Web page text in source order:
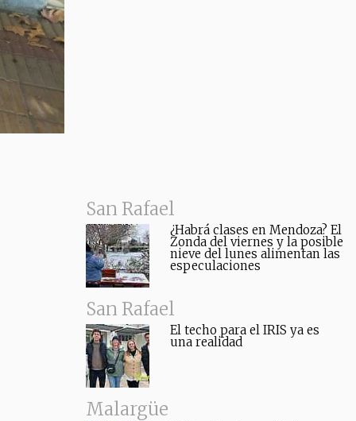
San Rafael
¿Habrá clases en Mendoza? El
Zonda del viernes y la posible
nieve del lunes alimentan las
especulaciones
San Rafael
El techo para el IRIS ya es
una realidad
Malargüe